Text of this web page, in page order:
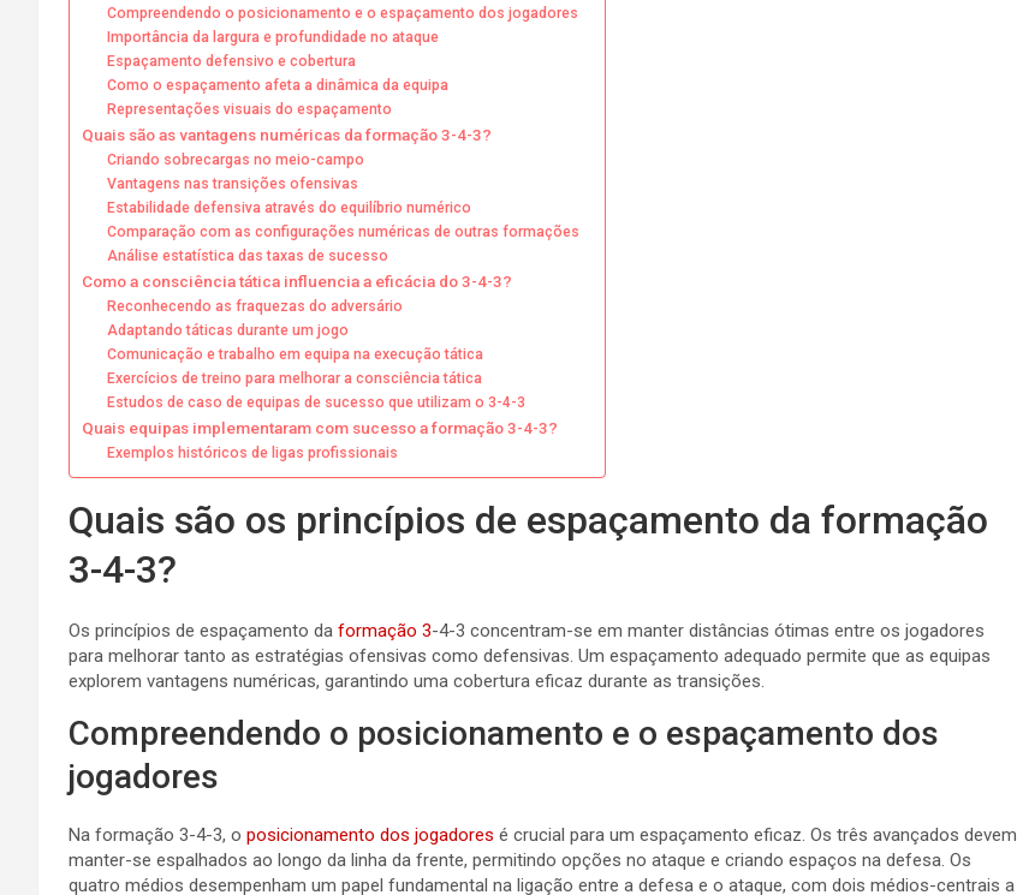
Compreendendo o posicionamento e o espaçamento dos jogadores
Importância da largura e profundidade no ataque
Espaçamento defensivo e cobertura
Como o espaçamento afeta a dinâmica da equipa
Representações visuais do espaçamento
Quais são as vantagens numéricas da formação 3-4-3?
Criando sobrecargas no meio-campo
Vantagens nas transições ofensivas
Estabilidade defensiva através do equilíbrio numérico
Comparação com as configurações numéricas de outras formações
Análise estatística das taxas de sucesso
Como a consciência tática influencia a eficácia do 3-4-3?
Reconhecendo as fraquezas do adversário
Adaptando táticas durante um jogo
Comunicação e trabalho em equipa na execução tática
Exercícios de treino para melhorar a consciência tática
Estudos de caso de equipas de sucesso que utilizam o 3-4-3
Quais equipas implementaram com sucesso a formação 3-4-3?
Exemplos históricos de ligas profissionais
Quais são os princípios de espaçamento da formação
3-4-3?
Os princípios de espaçamento da formação 3-4-3 concentram-se em manter distâncias ótimas entre os jogadores
para melhorar tanto as estratégias ofensivas como defensivas. Um espaçamento adequado permite que as equipas
explorem vantagens numéricas, garantindo uma cobertura eficaz durante as transições.
Compreendendo o posicionamento e o espaçamento dos
jogadores
Na formação 3-4-3, o posicionamento dos jogadores é crucial para um espaçamento eficaz. Os três avançados devem
manter-se espalhados ao longo da linha da frente, permitindo opções no ataque e criando espaços na defesa. Os
quatro médios desempenham um papel fundamental na ligação entre a defesa e o ataque, com dois médios-centrais a